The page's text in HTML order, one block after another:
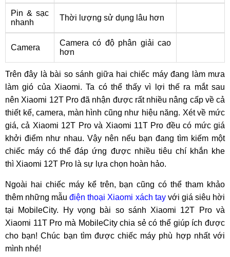
Pin & sạc
nhanh
Thời lượng sử dụng lâu hơn
Camera
Camera có độ phân giải cao
hơn
Trên đây là bài so sánh giữa hai chiếc máy đang làm mưa
làm gió của Xiaomi. Ta có thể thấy vì lợi thế ra mắt sau
nên Xiaomi 12T Pro đã nhận được rất nhiều nâng cấp về cả
thiết kế, camera, màn hình cũng như hiệu năng. Xét về mức
giá, cả Xiaomi 12T Pro và Xiaomi 11T Pro đều có mức giá
khởi điểm như nhau. Vậy nên nếu bạn đang tìm kiếm một
chiếc máy có thể đáp ứng được nhiều tiêu chí khắn khe
thì Xiaomi 12T Pro là sự lựa chọn hoàn hảo.
Ngoài hai chiếc máy kể trên, bạn cũng có thể tham khảo
thêm những mẫuđiện thoại Xiaomi xách tayvới giá siêu hời
tại MobileCity. Hy vọng bài so sánh Xiaomi 12T Pro và
Xiaomi 11T Pro mà MobileCity chia sẻ có thể giúp ích được
cho bạn! Chúc bạn tìm được chiếc máy phù hợp nhất với
mình nhé!